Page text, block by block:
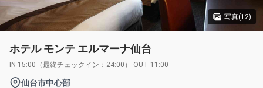
写真(12)
ホテル モンテ エルマーナ仙台
IN 15:00（最終チェックイン：24:00） OUT 11:00
仙台市中心部